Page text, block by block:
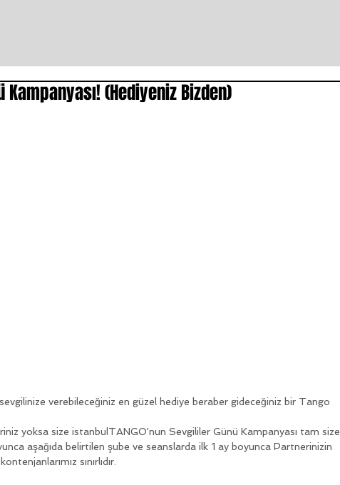
(Hediyeniz Bizden)
verebileceğiniz en güzel hediye beraber gideceğiniz bir Tango
yoksa size istanbulTANGO'nun Sevgililer Günü Kampanyası tam size
aşağıda belirtilen şube ve seanslarda ilk 1 ay boyunca Partnerinizin
sınırlıdır.